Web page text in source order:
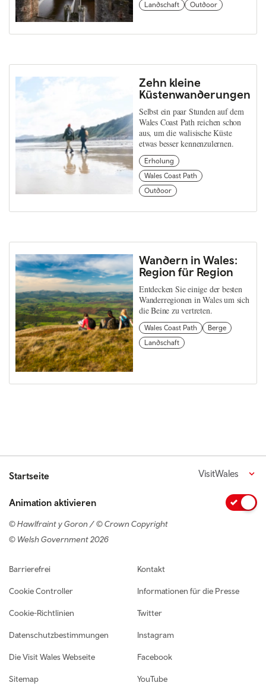
Landschaft
Outdoor
Zehn kleine
Küstenwanderungen
Selbst ein paar Stunden auf dem
Wales Coast Path reichen schon
aus, um die walisische Küste
etwas besser kennenzulernen.
Erholung
Wales Coast Path
Outdoor
Wandern in Wales:
Region für Region
Entdecken Sie einige der besten
Wanderregionen in Wales um sich
die Beine zu vertreten.
Wales Coast Path
Berge
Landschaft
Startseite VisitWales
Animation aktivieren
© Hawlfraint y Goron / © Crown Copyright
© Welsh Government 2026
Footer navigation
Barrierefrei
Cookie Controller
Cookie-Richtlinien
Datenschutzbestimmungen
Die Visit Wales Webseite
Sitemap
Kontakt
Informationen für die Presse
Twitter
Instagram
Facebook
YouTube